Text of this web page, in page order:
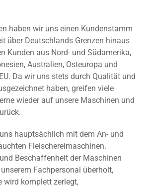
haben wir uns einen Kundenstamm
über Deutschlands Grenzen hinaus
Kunden aus Nord- und Südamerika,
Australien, Osteuropa und
Da wir uns stets durch Qualität und
haben, greifen viele
wieder auf unsere Maschinen und
hauptsächlich mit dem An- und
Fleischereimaschinen.
Beschaffenheit der Maschinen
Fachpersonal überholt,
wird komplett zerlegt,